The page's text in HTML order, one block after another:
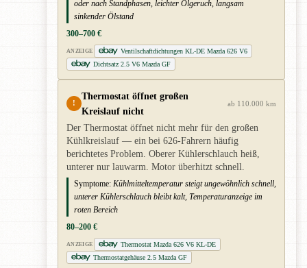
oder nach Standphasen, leichter Ölgeruch, langsam
sinkender Ölstand
300–700 €
ANZEIGE
Ventilschaftdichtungen KL-DE Mazda 626 V6
Dichtsatz 2.5 V6 Mazda GF
!
Thermostat öffnet großen
Kreislauf nicht
ab 110.000 km
Der Thermostat öffnet nicht mehr für den großen
Kühlkreislauf — ein bei 626-Fahrern häufig
berichtetes Problem. Oberer Kühlerschlauch heiß,
unterer nur lauwarm. Motor überhitzt schnell.
Symptome: Kühlmitteltemperatur steigt ungewöhnlich schnell,
unterer Kühlerschlauch bleibt kalt, Temperaturanzeige im
roten Bereich
80–200 €
ANZEIGE
Thermostat Mazda 626 V6 KL-DE
Thermostatgehäuse 2.5 Mazda GF